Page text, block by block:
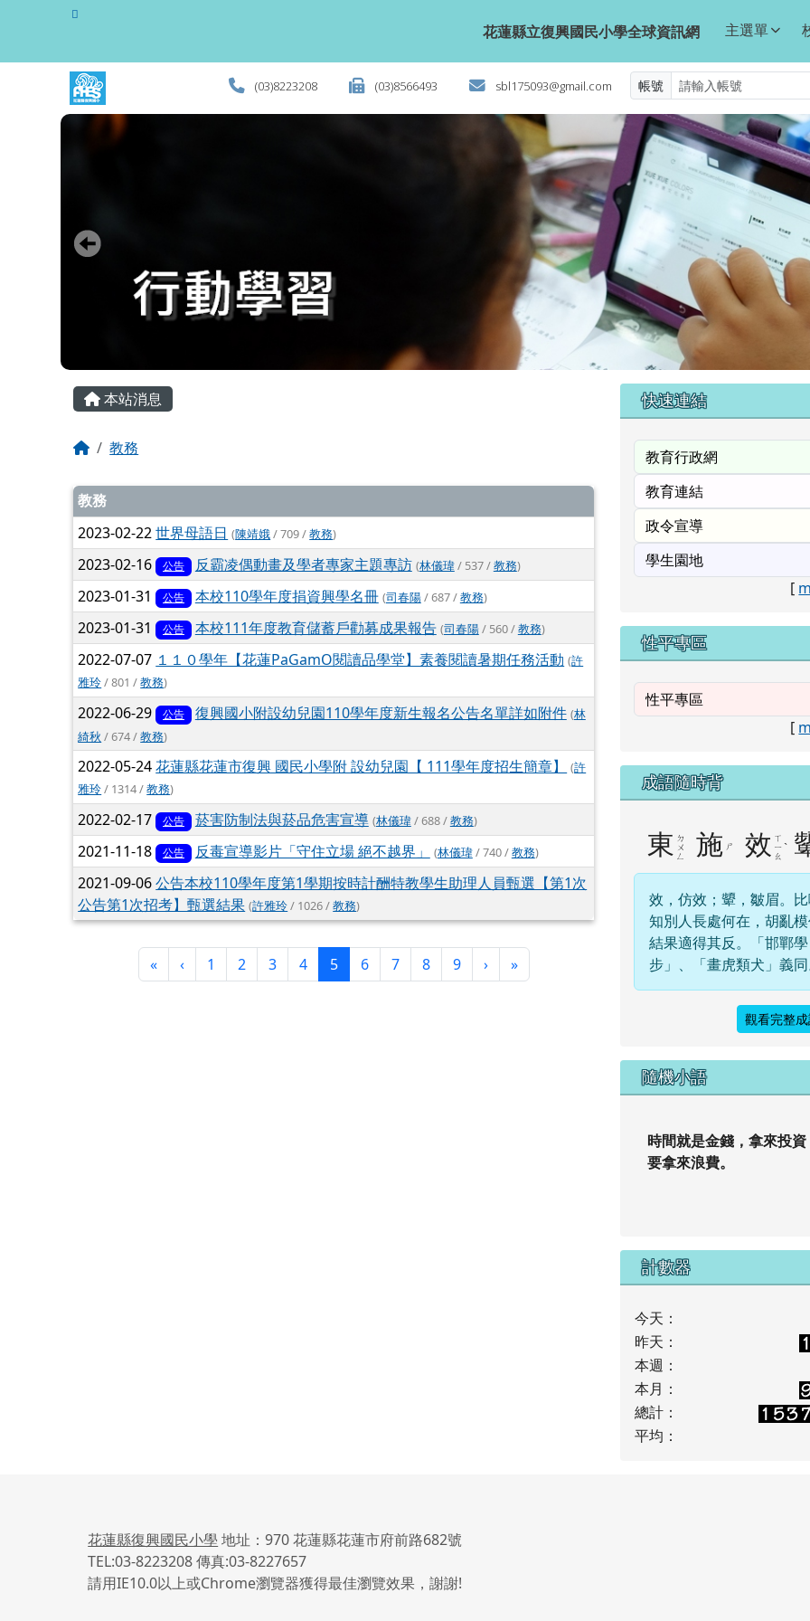
跳至主內容區
花蓮縣立復興國民小學全球資訊網花蓮縣立復興國民小學全球資訊網 主選單
(03)8223208 (03)8566493 sbl175093@gmail.com 帳號
主內容區域
本站消息
回首頁
教務
文章列表
教務
2023-02-22世界母語日 (陳靖娥/ 709 /教務)
2023-02-16 公告 反霸凌偶動畫及學者專家主題專訪 (林儀瑋/ 537 /教務)
2023-01-31 公告 本校110學年度捐資興學名冊 (司春陽/ 687 /教務)
2023-01-31 公告 本校111年度教育儲蓄戶勸募成果報告 (司春陽/ 560 /教務)
2022-07-07 １１０學年【花蓮PaGamO閱讀品學堂】素養閱讀暑期任務活動 (許
雅玲/ 801 /教務)
2022-06-29 公告 復興國小附設幼兒園110學年度新生報名公告名單詳如附件 (林
綺秋 / 674 /教務)
2022-05-24花蓮縣花蓮市復興 國民小學附 設幼兒園【 111學年度招生簡章】 (許
雅玲/ 1314 /教務)
2022-02-17 公告 菸害防制法與菸品危害宣導 (林儀瑋/ 688 /教務)
2021-11-18 公告 反毒宣導影片「守住立場 絕不越界」 (林儀瑋/ 740 /教務)
2021-09-06公告本校110學年度第1學期按時計酬特教學生助理人員甄選【第1次
公告第1次招考】甄選結果 (許雅玲/ 1026 /教務)
«第一頁
‹上一頁
1 2 3 4 5(目前頁次)
6 7 8 9 ›下一頁
»最後頁
右邊區域內容
快速連結
[
性平專區
[
成語隨時背
東 ㄉ
ㄨ
ㄥ
施 ㄕ 效 ㄒ
ㄧ
ㄠ
ˋ
效，仿效；顰，皺眉。
知別人長處何在，胡亂模
結果適得其反。「邯鄲學
步」、「畫虎類犬」義同
觀看完整
隨機小語
時間就是金錢，拿來投
要拿來浪費。
計數器
今天：
昨天：
本週：
本月：
總計：
平均：
頁尾區域
花蓮縣復興國民小學 地址：970 花蓮縣花蓮市府前路682號
TEL:03-8223208 傳真:03-8227657
請用IE10.0以上或Chrome瀏覽器獲得最佳瀏覽效果，謝謝!